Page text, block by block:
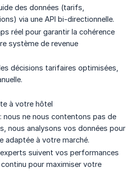
des données (tarifs,
via une API bi-directionnelle.
réel pour garantir la cohérence
système de revenue
décisions tarifaires optimisées,
à votre hôtel
nous ne nous contentons pas de
nous analysons vos données pour
adaptée à votre marché.
suivent vos performances
pour maximiser votre